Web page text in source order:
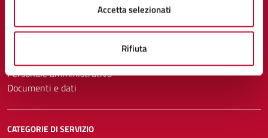
Accetta selezionati
Rifiuta
Uffici
Personale amministrativo
Documenti e dati
CATEGORIE DI SERVIZIO